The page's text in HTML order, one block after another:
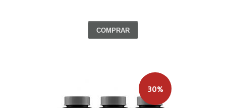
COMPRAR
30%